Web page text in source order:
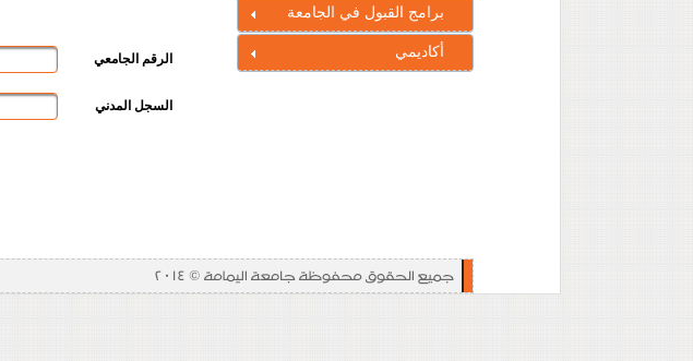
برامج القبول في الجامعة
أكاديمي الرقم الجامعي
السجل المدني